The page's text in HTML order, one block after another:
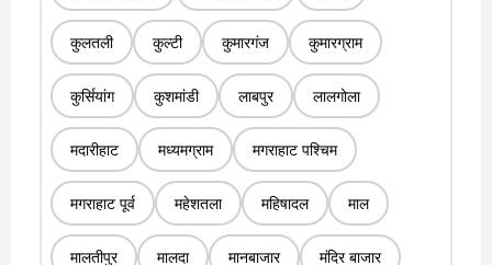
कुलतली कुल्टी कुमारगंज कुमारग्राम
कुर्सियांग कुशमांडी लाबपुर लालगोला
मदारीहाट मध्यमग्राम मगराहाट पश्चिम
मगराहाट पूर्व महेशतला महिषादल माल
मालतीपुर मालदा मानबाजार मंदिर बाजार